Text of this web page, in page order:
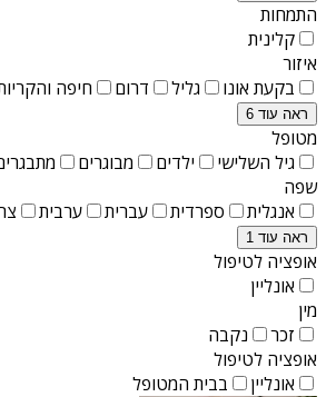
התמחות
קלינית
איזור
בקעת אונו
גליל דרום חיפה
ראה עוד 6
מטופל
גיל השלישי
ילדים מבוגרים
שפה
אנגלית
ספרדית עברית ערבית
ראה עוד 1
אופציה לטיפול
אונליין
מין
זכר
נקבה
אופציה לטיפול
אונליין
בבית המטופל